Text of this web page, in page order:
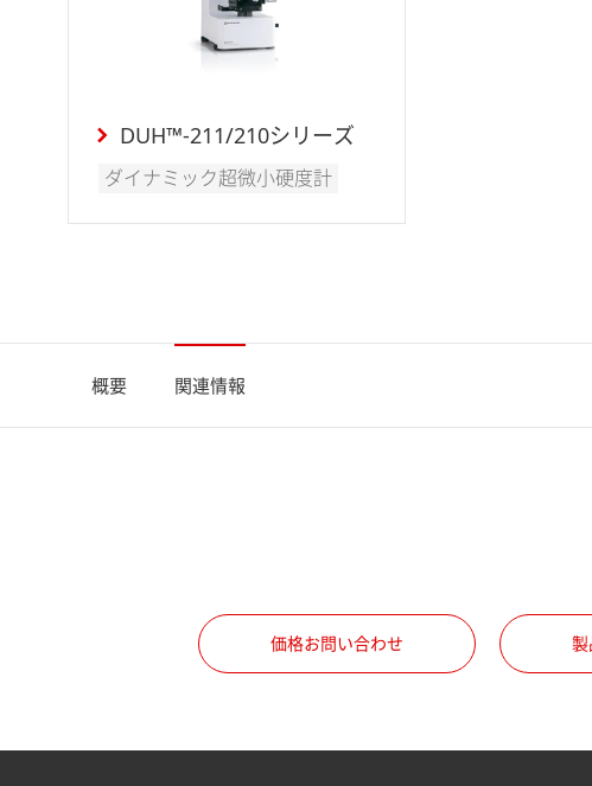
DUH™-211/210シリーズ
ダイナミック超微小硬度計
概要 関連情報
価格お問い合わせ